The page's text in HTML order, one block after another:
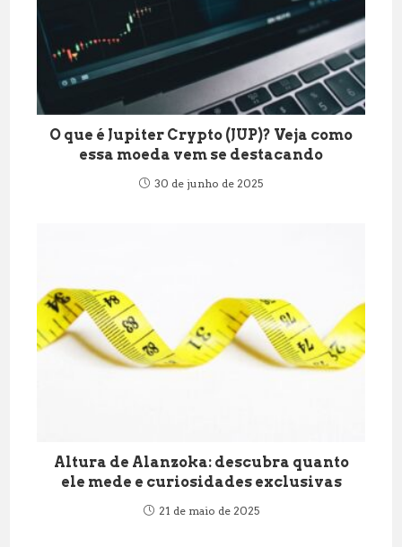
O que é Jupiter Crypto (JUP)? Veja como
essa moeda vem se destacando
30 de junho de 2025
Altura de Alanzoka: descubra quanto
ele mede e curiosidades exclusivas
21 de maio de 2025